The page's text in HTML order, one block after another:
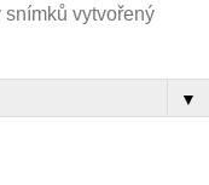
snímků vytvořený
▼